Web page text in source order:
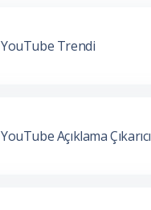
YouTube Trendi
YouTube Açıklama Çıkarıcı